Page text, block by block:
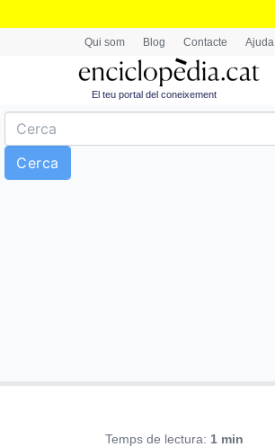
Qui som Blog Contacte Ajuda
El teu portal del coneixement
Temps de lectura: 1 min